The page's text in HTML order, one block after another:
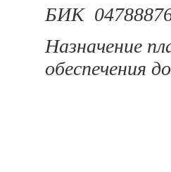
БИК
Назначение
обеспечения